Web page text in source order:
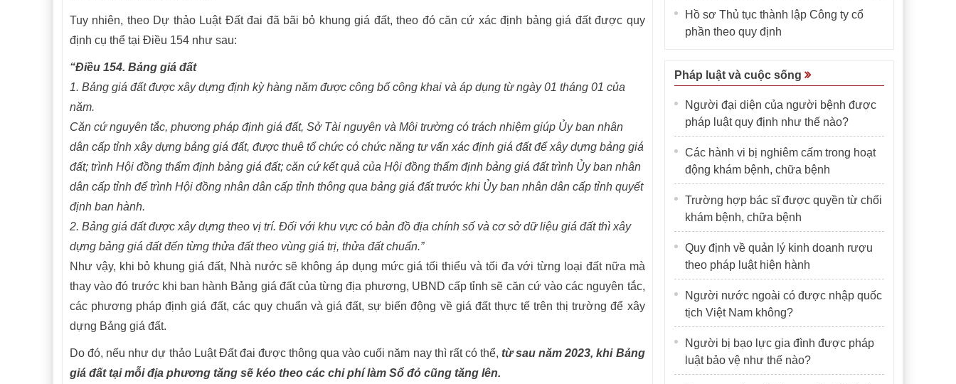
Tuy nhiên, theo Dự thảo Luật Đất đai đã bãi bỏ khung giá đất, theo đó căn cứ xác định bảng giá đất được quy
định cụ thể tại Điều 154 như sau:
“Điều 154. Bảng giá đất
1. Bảng giá đất được xây dựng định kỳ hàng năm được công bố công khai và áp dụng từ ngày 01 tháng 01 của
năm.
Căn cứ nguyên tắc, phương pháp định giá đất, Sở Tài nguyên và Môi trường có trách nhiệm giúp Ủy ban nhân
dân cấp tỉnh xây dựng bảng giá đất, được thuê tổ chức có chức năng tư vấn xác định giá đất để xây dựng bảng giá
đất; trình Hội đồng thẩm định bảng giá đất; căn cứ kết quả của Hội đồng thẩm định bảng giá đất trình Ủy ban nhân
dân cấp tỉnh để trình Hội đồng nhân dân cấp tỉnh thông qua bảng giá đất trước khi Ủy ban nhân dân cấp tỉnh quyết
định ban hành.
2. Bảng giá đất được xây dựng theo vị trí. Đối với khu vực có bản đồ địa chính số và cơ sở dữ liệu giá đất thì xây
dựng bảng giá đất đến từng thửa đất theo vùng giá trị, thửa đất chuẩn.”
Như vậy, khi bỏ khung giá đất, Nhà nước sẽ không áp dụng mức giá tối thiểu và tối đa với từng loại đất nữa mà
thay vào đó trước khi ban hành Bảng giá đất của từng địa phương, UBND cấp tỉnh sẽ căn cứ vào các nguyên tắc,
các phương pháp định giá đất, các quy chuẩn và giá đất, sự biến động về giá đất thực tế trên thị trường để xây
dựng Bảng giá đất.
Do đó, nếu như dự thảo Luật Đất đai được thông qua vào cuối năm nay thì rất có thể, từ sau năm 2023, khi Bảng
giá đất tại mỗi địa phương tăng sẽ kéo theo các chi phí làm Sổ đỏ cũng tăng lên.
Hồ sơ Thủ tục thành lập Công ty cổ
phần theo quy định
Pháp luật và cuộc sống
Người đại diện của người bệnh được
pháp luật quy định như thế nào?
Các hành vi bị nghiêm cấm trong hoạt
động khám bệnh, chữa bệnh
Trường hợp bác sĩ được quyền từ chối
khám bệnh, chữa bệnh
Quy định về quản lý kinh doanh rượu
theo pháp luật hiện hành
Người nước ngoài có được nhập quốc
tịch Việt Nam không?
Người bị bạo lực gia đình được pháp
luật bảo vệ như thế nào?